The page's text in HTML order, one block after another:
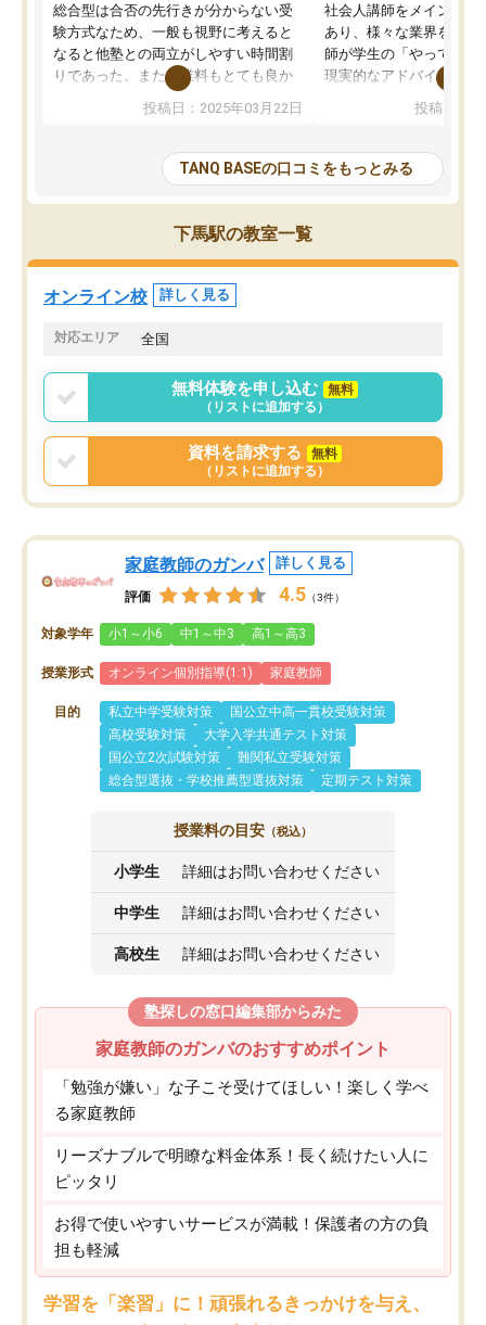
総合型は合否の先行きが分からない受
験方式なため、一般も視野に考えると
なると他塾との両立がしやすい時間割
りであった。また授業料もとても良か
総合型の多くの塾は大学生が見ること
大学生の目だけでなく、数人の大人に
も目を通して頂ける。そのため多くの
意見を聞くことができ、より良いもの
を推敲することが可能だ。
どの人も優しく、親身に接してくださ
るのでやる気も出て、良かったで
す！！
投稿日：2025年03月22日
社会人講師をメインとし
あり、様々な業界を経験
師が学生の「やってみた
現実的なアドバイスを行
分野について学生知識
総合型選抜対策として志
接・小論文などの技術指
ション内容になっていま
を社会人として働いてい
標を見つける事が出来ま
投稿日：
TANQ BASEの口コミをもっとみる
下馬駅の教室一覧
オンライン校 詳しく見る
対応エリア 全国
無料体験を申し込む
無料
（リストに追加する）
資料を請求する
無料
（リストに追加する）
家庭教師のガンバ 詳しく見る
評価 4.5 （3件）
対象学年 小1～小6 中1～中3 高1～高3
授業形式 オンライン個別指導(1:1) 家庭教師
目的 私立中学受験対策
国公立中高一貫校受験対策
高校受験対策
大学入学共通テスト対策
国公立2次試験対策
難関私立受験対策
総合型選抜・学校推薦型選抜対策
定期テスト対策
授業料の目安 （税込）
小学生 詳細はお問い合わせください
中学生 詳細はお問い合わせください
高校生 詳細はお問い合わせください
塾探しの窓口編集部からみた
家庭教師のガンバのおすすめポイント
「勉強が嫌い」な子こそ受けてほしい！楽しく学べ
る家庭教師
リーズナブルで明瞭な料金体系！長く続けたい人に
ピッタリ
お得で使いやすいサービスが満載！保護者の方の負
担も軽減
学習を「楽習」に！頑張れるきっかけを与え、